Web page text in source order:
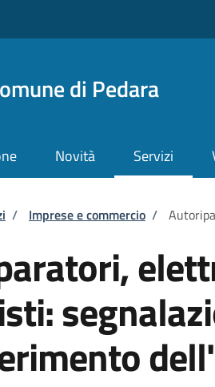
di Pedara
Novità Servizi
di pane
/ Imprese e commercio /